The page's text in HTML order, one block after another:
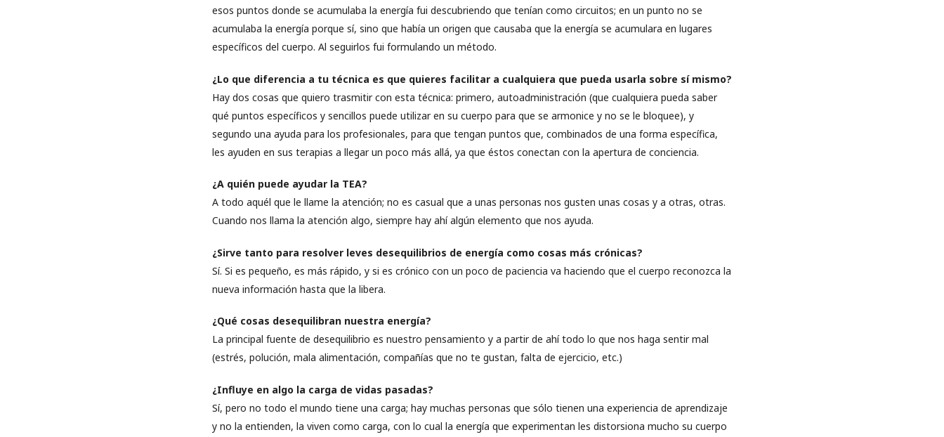
esos puntos donde se acumulaba la energía fui descubriendo que tenían como circuitos; en un punto no se
acumulaba la energía porque sí, sino que había un origen que causaba que la energía se acumulara en lugares
específicos del cuerpo. Al seguirlos fui formulando un método.
¿Lo que diferencia a tu técnica es que quieres facilitar a cualquiera que pueda usarla sobre sí mismo?
Hay dos cosas que quiero trasmitir con esta técnica: primero, autoadministración (que cualquiera pueda saber
qué puntos específicos y sencillos puede utilizar en su cuerpo para que se armonice y no se le bloquee), y
segundo una ayuda para los profesionales, para que tengan puntos que, combinados de una forma específica,
les ayuden en sus terapias a llegar un poco más allá, ya que éstos conectan con la apertura de conciencia.
¿A quién puede ayudar la TEA?
A todo aquél que le llame la atención; no es casual que a unas personas nos gusten unas cosas y a otras, otras.
Cuando nos llama la atención algo, siempre hay ahí algún elemento que nos ayuda.
¿Sirve tanto para resolver leves desequilibrios de energía como cosas más crónicas?
Sí. Si es pequeño, es más rápido, y si es crónico con un poco de paciencia va haciendo que el cuerpo reconozca la
nueva información hasta que la libera.
¿Qué cosas desequilibran nuestra energía?
La principal fuente de desequilibrio es nuestro pensamiento y a partir de ahí todo lo que nos haga sentir mal
(estrés, polución, mala alimentación, compañías que no te gustan, falta de ejercicio, etc.)
¿Influye en algo la carga de vidas pasadas?
Sí, pero no todo el mundo tiene una carga; hay muchas personas que sólo tienen una experiencia de aprendizaje
y no la entienden, la viven como carga, con lo cual la energía que experimentan les distorsiona mucho su cuerpo